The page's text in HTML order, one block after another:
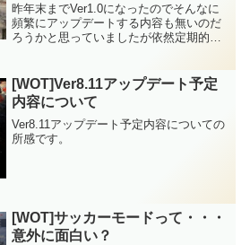
昨年末までVer1.0になったのでそんなに
頻繁にアップデートする内容も無いのだ
ろうかと思っていましたが依然定期的に
る直前は、マップのリメイクの頻度が酷
くイラつい...
[WOT]Ver8.11アップデート予定
内容について
Ver8.11アップデート予定内容についての
所感です。
[WOT]サッカーモードって・・・
意外に面白い？